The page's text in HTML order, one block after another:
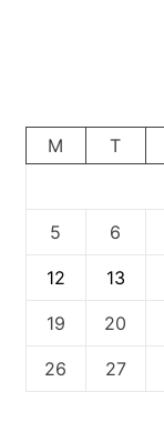
M T
5 6
12 13
19 20
26 27